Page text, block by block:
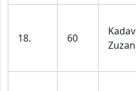
18. 60